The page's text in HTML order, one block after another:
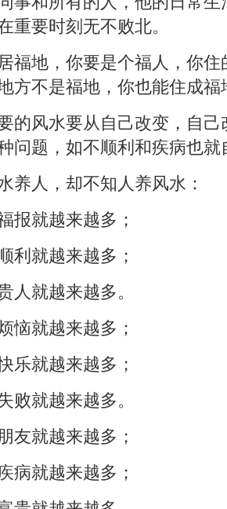
重要时刻无不败北。
地，你要是个福人，你住
方不是福地，你也能住成福
风水要从自己改变，自己
问题，如不顺利和疾病也就
人，却不知人养风水：
就越来越多；
就越来越多；
就越来越多。
就越来越多；
就越来越多；
就越来越多。
就越来越多；
就越来越多；